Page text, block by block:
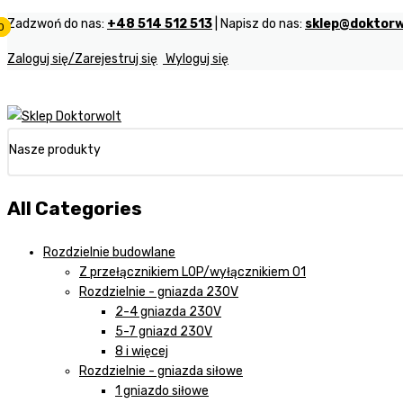
Zadzwoń do nas: +48 514 512 513 | Napisz do nas:
Zaloguj się/Zarejestruj się Wyloguj się
Nasze produkty
All Categories
Rozdzielnie budowlane
Z przełącznikiem LOP/wyłącznikiem 01
Rozdzielnie - gniazda 230V
2-4 gniazda 230V
5-7 gniazd 230V
8 i więcej
Rozdzielnie - gniazda siłowe
1 gniazdo siłowe